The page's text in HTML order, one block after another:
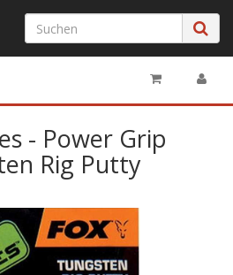
- Power Grip
Rig Putty